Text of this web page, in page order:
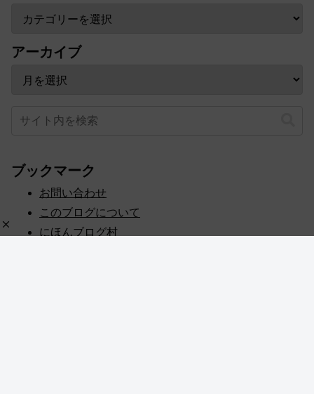
アーカイブ
ブックマーク
お問い合わせ
このブログについて
にほんブログ村